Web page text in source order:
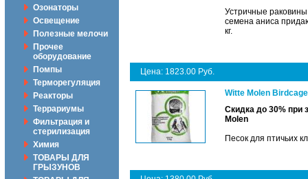
Озонаторы
Освещение
Полезные мелочи
Прочее
оборудование
Помпы
Терморегуляция
Реакторы
Террариумы
Фильтрация и
стерилизация
Химия
ТОВАРЫ ДЛЯ
ГРЫЗУНОВ
Устричные
семена аниса
кг.
Цена: 1823.00 Руб.
Witte Molen
Скидка до 30% при
Molen
Песок для птичьих